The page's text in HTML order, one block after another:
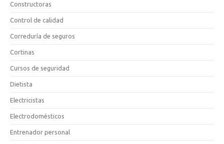
Constructoras
Control de calidad
Correduría de seguros
Cortinas
Cursos de seguridad
Dietista
Electricistas
Electrodomésticos
Entrenador personal